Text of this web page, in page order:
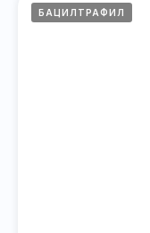
БАЦИЛТРАФИЛ